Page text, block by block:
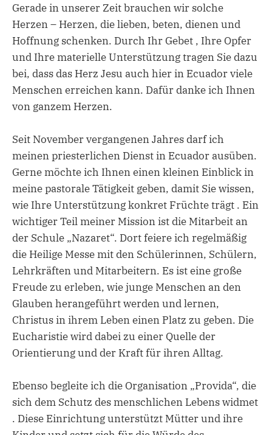
Gerade in unserer Zeit brauchen wir solche
Herzen – Herzen, die lieben, beten, dienen und
Hoffnung schenken. Durch Ihr Gebet , Ihre Opfer
und Ihre materielle Unterstützung tragen Sie dazu
bei, dass das Herz Jesu auch hier in Ecuador viele
Menschen erreichen kann. Dafür danke ich Ihnen
von ganzem Herzen.
Seit November vergangenen Jahres darf ich
meinen priesterlichen Dienst in Ecuador ausüben.
Gerne möchte ich Ihnen einen kleinen Einblick in
meine pastorale Tätigkeit geben, damit Sie wissen,
wie Ihre Unterstützung konkret Früchte trägt . Ein
wichtiger Teil meiner Mission ist die Mitarbeit an
der Schule „Nazaret“. Dort feiere ich regelmäßig
die Heilige Messe mit den Schülerinnen, Schülern,
Lehrkräften und Mitarbeitern. Es ist eine große
Freude zu erleben, wie junge Menschen an den
Glauben herangeführt werden und lernen,
Christus in ihrem Leben einen Platz zu geben. Die
Eucharistie wird dabei zu einer Quelle der
Orientierung und der Kraft für ihren Alltag.
Ebenso begleite ich die Organisation „Provida“, die
sich dem Schutz des menschlichen Lebens widmet
. Diese Einrichtung unterstützt Mütter und ihre